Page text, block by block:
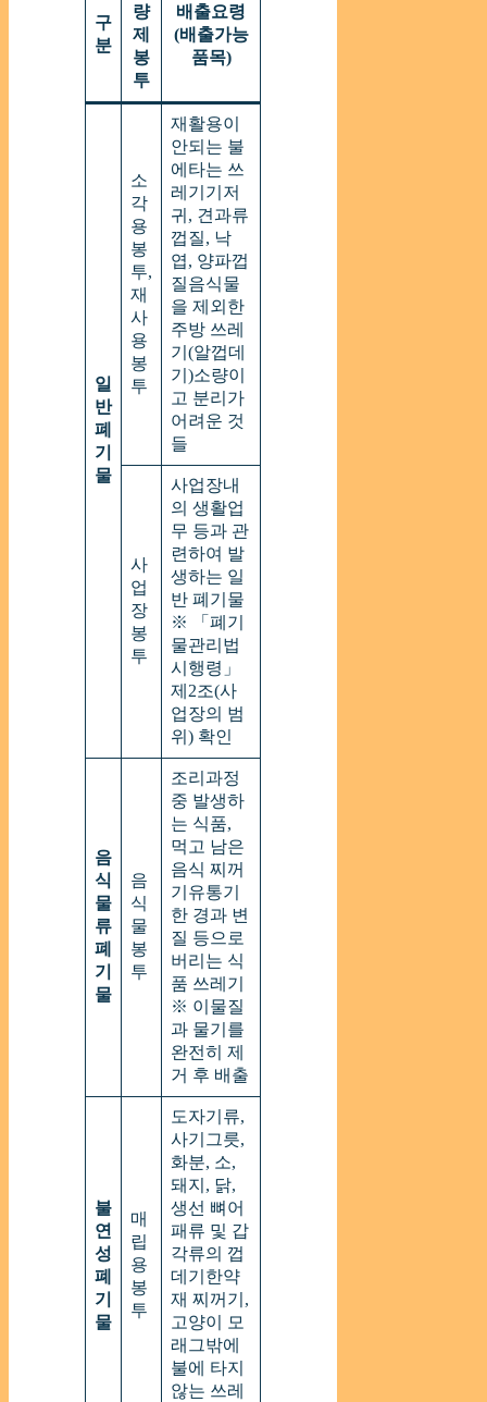
구
분
량
제
봉
투
배출요령
(배출가능
품목)
일
반
폐
기
물
소
각
용
봉
투,
재
사
용
봉
투
재활용이
안되는 불
에타는 쓰
레기기저
귀, 견과류
껍질, 낙
엽, 양파껍
질음식물
을 제외한
주방 쓰레
기(알껍데
기)소량이
고 분리가
어려운 것
들
사
업
장
봉
투
사업장내
의 생활업
무 등과 관
련하여 발
생하는 일
반 폐기물
※ 「폐기
물관리법
시행령」
제2조(사
업장의 범
위) 확인
음
식
물
류
폐
기
물
음
식
물
봉
투
조리과정
중 발생하
는 식품,
먹고 남은
음식 찌꺼
기유통기
한 경과 변
질 등으로
버리는 식
품 쓰레기
※ 이물질
과 물기를
완전히 제
거 후 배출
불
연
성
폐
기
물
매
립
용
봉
투
도자기류,
사기그릇,
화분, 소,
돼지, 닭,
생선 뼈어
패류 및 갑
각류의 껍
데기한약
재 찌꺼기,
고양이 모
래그밖에
불에 타지
않는 쓰레